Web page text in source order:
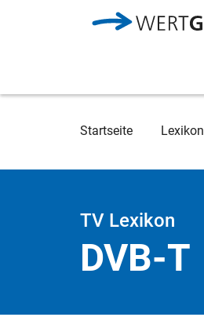
Breadcrumb
Startseite Lexikon
TV Lexikon
DVB-T